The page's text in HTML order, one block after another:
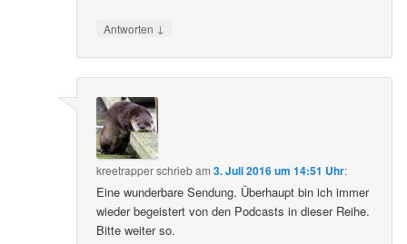
Antworten ↓
kreetrapperschriebam3. Juli 2016 um 14:51 Uhr:
Eine wunderbare Sendung. Überhaupt bin ich immer
wieder begeistert von den Podcasts in dieser Reihe.
Bitte weiter so.